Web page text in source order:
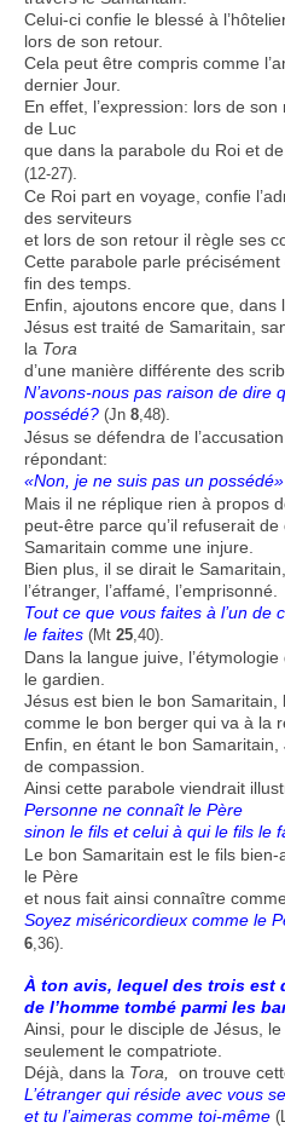
Celui-ci confie le blessé à
lors de son retour.
Cela peut être compris comme
dernier Jour.
En effet, l’expression: lors de
de Luc
que dans la parabole du Roi et
(12-27)
Ce Roi part en voyage, confie
des serviteurs
et lors de son retour il règle ses
Cette parabole parle
fin des temps.
Enfin, ajoutons encore que, dans
Jésus est traité de Samaritain,
la Tora
d’une manière différente des
N’avons-nous pas raison de dire
possédé? (Jn 8,48)
Jésus se défendra de
répondant:
«Non, je ne suis pas un possédé»
Mais il ne réplique rien à propos
peut-être parce qu’il refuserait
Samaritain comme une injure.
Bien plus, il se dirait le
l’étranger, l’affamé, l’emprisonné.
Tout ce que vous faites à l’un de
le faites (Mt 25,40)
Dans la langue juive,
le gardien.
Jésus est bien le bon Samaritain,
comme le bon berger qui va à la
Enfin, en étant le bon
de compassion.
Ainsi cette parabole viendrait
Personne ne connaît le Père
sinon le fils et celui à qui le fils le
Le bon Samaritain est le fils
le Père
et nous fait ainsi connaître
Soyez miséricordieux comme le
6,36)
À ton avis, lequel des trois est
de l’homme tombé parmi les
Ainsi, pour le disciple de Jésus,
seulement le compatriote.
Déjà, dans la Tora,
on trouve
L’étranger qui réside avec vous
et tu l’aimeras comme toi-même